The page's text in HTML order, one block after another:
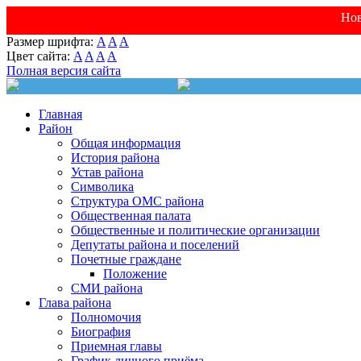
Размер шрифта: A A A
Цвет сайта: A A A A
Полная версия сайта
Главная
Район
Общая информация
История района
Устав района
Символика
Структура ОМС района
Общественная палата
Общественные и политические организации
Депутаты района и поселений
Почетные граждане
Положение
СМИ района
Глава района
Полномочия
Биография
Приемная главы